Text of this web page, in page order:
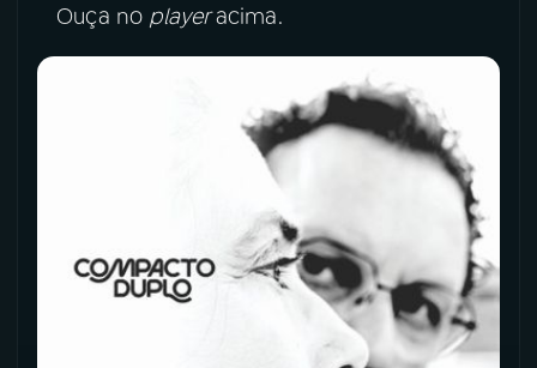
Ouça no playeracima.